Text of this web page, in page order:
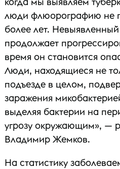
люди флюорографию не
более лет. Невыявленный
продолжает
время он становится
Люди, находящиеся не
подъезде в целом,
заражения
выделяя бактерии на
угрозу окружающим», —
Владимир Жемков.
На статистику